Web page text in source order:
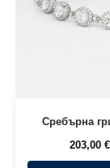
Сребърна
203,00 €